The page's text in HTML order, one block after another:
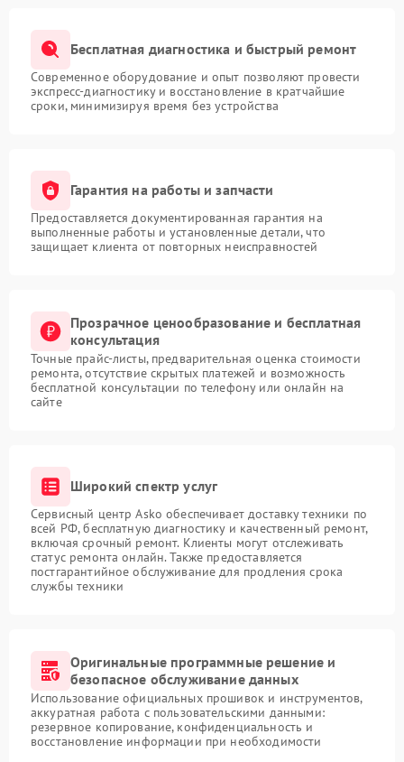
Бесплатная диагностика и быстрый ремонт
Современное оборудование и опыт позволяют провести
экспресс-диагностику и восстановление в кратчайшие
сроки, минимизируя время без устройства
Гарантия на работы и запчасти
Предоставляется документированная гарантия на
выполненные работы и установленные детали, что
защищает клиента от повторных неисправностей
Прозрачное ценообразование и бесплатная
консультация
Точные прайс-листы, предварительная оценка стоимости
ремонта, отсутствие скрытых платежей и возможность
бесплатной консультации по телефону или онлайн на
сайте
Широкий спектр услуг
Сервисный центр Asko обеспечивает доставку техники по
всей РФ, бесплатную диагностику и качественный ремонт,
включая срочный ремонт. Клиенты могут отслеживать
статус ремонта онлайн. Также предоставляется
постгарантийное обслуживание для продления срока
службы техники
Оригинальные программные решение и
безопасное обслуживание данных
Использование официальных прошивок и инструментов,
аккуратная работа с пользовательскими данными:
резервное копирование, конфиденциальность и
восстановление информации при необходимости